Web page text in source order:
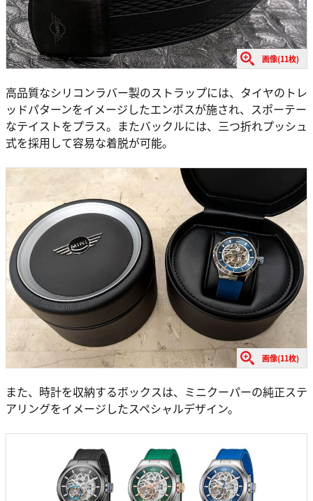
画像(11枚)
高品質なシリコンラバー製のストラップには、タイヤのトレ
ッドパターンをイメージしたエンボスが施され、スポーテー
なテイストをプラス。またバックルには、三つ折れプッシュ
式を採用して容易な着脱が可能。
画像(11枚)
また、時計を収納するボックスは、ミニクーパーの純正ステ
アリングをイメージしたスペシャルデザイン。